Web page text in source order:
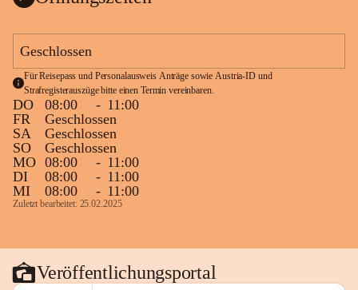
Geschlossen
Für Reisepass und Personalausweis Anträge sowie Austria-ID und
Strafregisterauszüge bitte einen Termin vereinbaren.
DO 08:00 - 11:00
FR
Geschlossen
SA
Geschlossen
SO
Geschlossen
MO 08:00 - 11:00
DI
08:00 - 11:00
MI
08:00 - 11:00
Zuletzt bearbeitet: 25.02.2025
Veröffentlichungsportal